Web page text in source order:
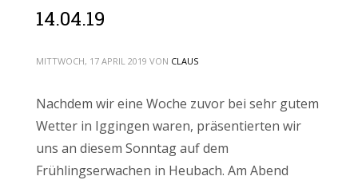
14.04.19
MITTWOCH, 17 APRIL 2019 VON CLAUS
Nachdem wir eine Woche zuvor bei sehr gutem
Wetter in Iggingen waren, präsentierten wir
uns an diesem Sonntag auf dem
Frühlingserwachen in Heubach. Am Abend